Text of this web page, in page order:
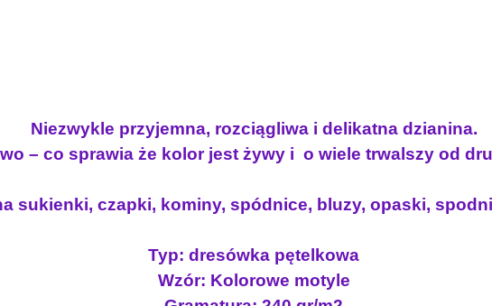
Niezwykle przyjemna, rozciągliwa i delikatna dzianina.
– co sprawia że kolor jest żywy i o wiele trwalszy od
sukienki, czapki, kominy, spódnice, bluzy, opaski,
Typ: dresówka pętelkowa
Wzór: Kolorowe motyle